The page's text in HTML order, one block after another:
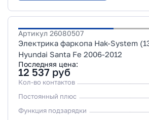
Артикул 26080507
Электрика фаркопа Hak-System
Hyundai Santa Fe 2006-2012
Последняя цена:
12 537 руб
Кол-во контактов
Постоянный плюс
Функция подзарядки